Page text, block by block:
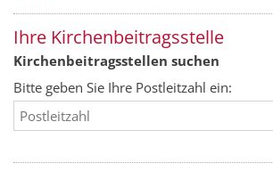
Ihre Kirchenbeitragsstelle
Kirchenbeitragsstellen suchen
Bitte geben Sie Ihre Postleitzahl ein: